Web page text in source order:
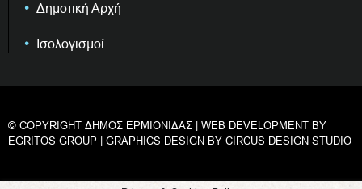
Δημοτική Αρχή
Ισολογισμοί
© COPYRIGHT ΔΗΜΟΣ ΕΡΜΙΟΝΙΔΑΣ | WEB DEVELOPMENT BY
EGRITOS GROUP | GRAPHICS DESIGN BY CIRCUS DESIGN STUDIO